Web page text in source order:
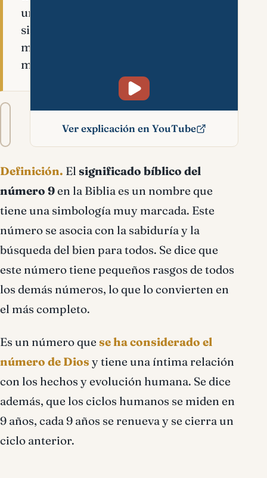
una
simbología
muy
marcada.
Tamaño
A− A+
bíblico
Ver explicación en YouTube
Definición. El significado bíblico del
número 9en la Biblia es un nombre que
tiene una simbología muy marcada. Este
número se asocia con la sabiduría y la
búsqueda del bien para todos. Se dice que
este número tiene pequeños rasgos de todos
los demás números, lo que lo convierten en
el más completo.
Es un número que se ha considerado el
número de Dios y tiene una íntima relación
con los hechos y evolución humana. Se dice
además, que los ciclos humanos se miden en
9 años, cada 9 años se renueva y se cierra un
ciclo anterior.